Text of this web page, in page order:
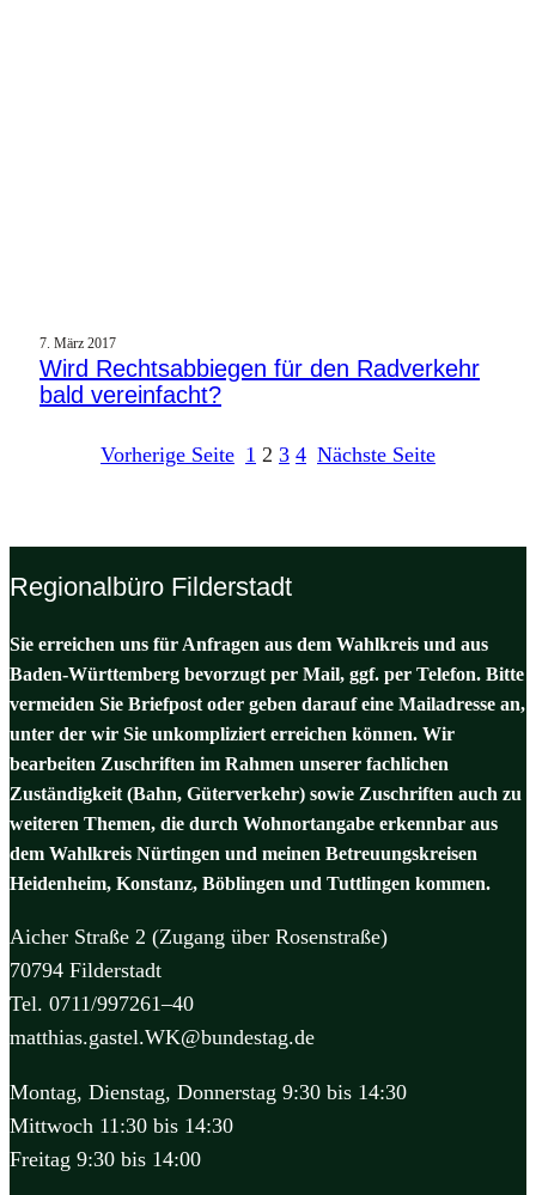
7. März 2017
Wird Rechtsabbiegen für den Radverkehr
bald vereinfacht?
Vorherige Seite 1 2 3 4 Nächste Seite
Regionalbüro Filderstadt
Sie erreichen uns für Anfragen aus dem Wahlkreis und aus
Baden-Württemberg bevorzugt per Mail, ggf. per Telefon. Bitte
vermeiden Sie Briefpost oder geben darauf eine Mailadresse an,
unter der wir Sie unkompliziert erreichen können. Wir
bearbeiten Zuschriften im Rahmen unserer fachlichen
Zuständigkeit (Bahn, Güterverkehr) sowie Zuschriften auch zu
weiteren Themen, die durch Wohnortangabe erkennbar aus
dem Wahlkreis Nürtingen und meinen Betreuungskreisen
Heidenheim, Konstanz, Böblingen und Tuttlingen kommen.
Aicher Straße 2 (Zugang über Rosenstraße)
70794 Filderstadt
Tel. 0711/997261–40
matthias.gastel.WK@bundestag.de
Montag, Dienstag, Donnerstag 9:30 bis 14:30
Mittwoch 11:30 bis 14:30
Freitag 9:30 bis 14:00